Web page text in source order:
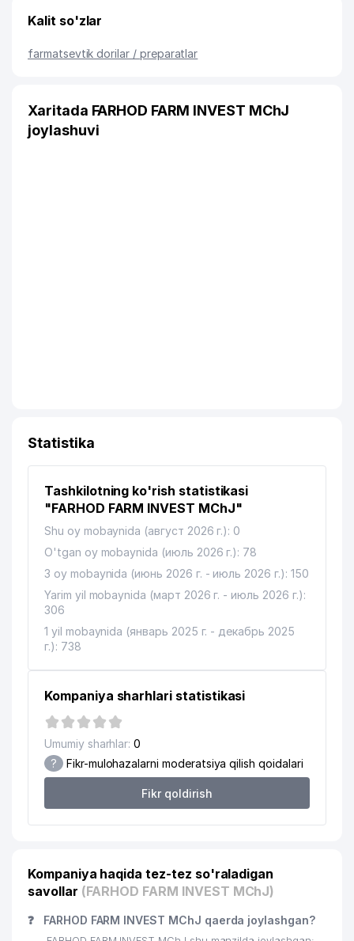
Kalit so'zlar
farmatsevtik dorilar / preparatlar
Xaritada FARHOD FARM INVEST MChJ
joylashuvi
Statistika
Tashkilotning ko'rish statistikasi
"FARHOD FARM INVEST MChJ"
Shu oy mobaynida (август 2026 г.): 0
O'tgan oy mobaynida (июль 2026 г.): 78
3 oy mobaynida (июнь 2026 г. - июль 2026 г.): 150
Yarim yil mobaynida (март 2026 г. - июль 2026 г.):
306
1 yil mobaynida (январь 2025 г. - декабрь 2025
г.): 738
Kompaniya sharhlari statistikasi
Umumiy sharhlar: 0
? Fikr-mulohazalarni moderatsiya qilish qoidalari
Fikr qoldirish
Kompaniya haqida tez-tez so'raladigan
savollar (FARHOD FARM INVEST MChJ)
❓ FARHOD FARM INVEST MChJ qaerda joylashgan?